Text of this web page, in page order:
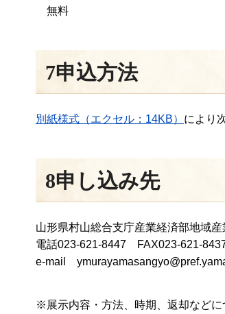
無料
7申込方法
別紙様式（エクセル：14KB） により
8申し込み先
山形県村山総合支庁産業経済部地域産
電話023-621-8447 FAX023-621-
e-mail
※展示内容・方法、時期、返却などに